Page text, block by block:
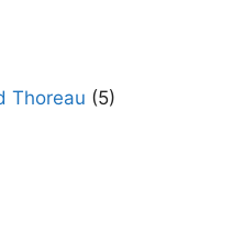
Thoreau (5)